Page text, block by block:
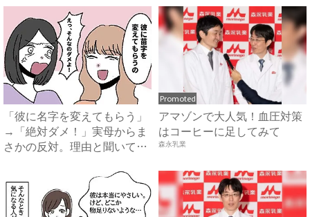
「彼に名字を変えてもらう」
→「絶対ダメ！」実母からま
さかの反対。理由と聞いてみ
Promoted
アマゾンで大人気！血圧対策
はコーヒーに足してみて
森永乳業